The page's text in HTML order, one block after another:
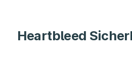
Heartbleed